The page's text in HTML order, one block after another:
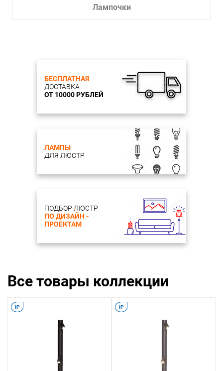
Лампочки
БЕСПЛАТНАЯ
ДОСТАВКА
ОТ 10000 РУБЛЕЙ
ЛАМПЫ
ДЛЯ ЛЮСТР
ПОДБОР ЛЮСТР
ПО ДИЗАЙН -
ПРОЕКТАМ
Все товары коллекции
IP IP